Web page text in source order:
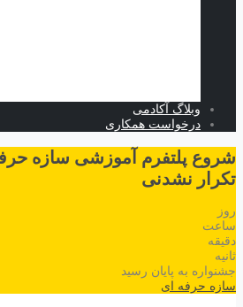
وبلاگ آکادمی
درخواست همکاری
شروع پلتفرم آموزشی سازه
تکرار نشدنی
روز
ساعت
دقیقه
ثانیه
جشنواره به پایان رسید
سازه حرفه ای